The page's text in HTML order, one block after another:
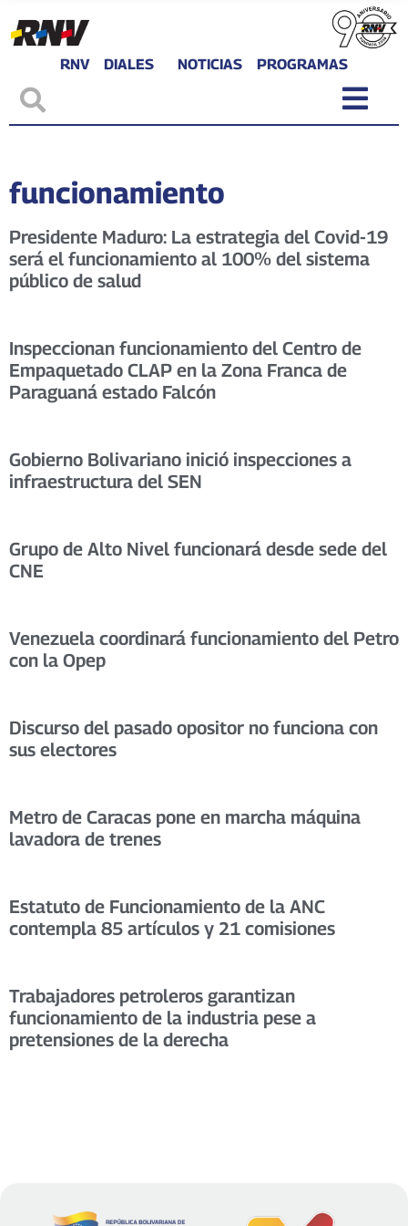
RNV DIALES NOTICIAS PROGRAMAS
funcionamiento
Presidente Maduro: La estrategia del Covid-19
será el funcionamiento al 100% del sistema
público de salud
Inspeccionan funcionamiento del Centro de
Empaquetado CLAP en la Zona Franca de
Paraguaná estado Falcón
Gobierno Bolivariano inició inspecciones a
infraestructura del SEN
Grupo de Alto Nivel funcionará desde sede del
CNE
Venezuela coordinará funcionamiento del Petro
con la Opep
Discurso del pasado opositor no funciona con
sus electores
Metro de Caracas pone en marcha máquina
lavadora de trenes
Estatuto de Funcionamiento de la ANC
contempla 85 artículos y 21 comisiones
Trabajadores petroleros garantizan
funcionamiento de la industria pese a
pretensiones de la derecha